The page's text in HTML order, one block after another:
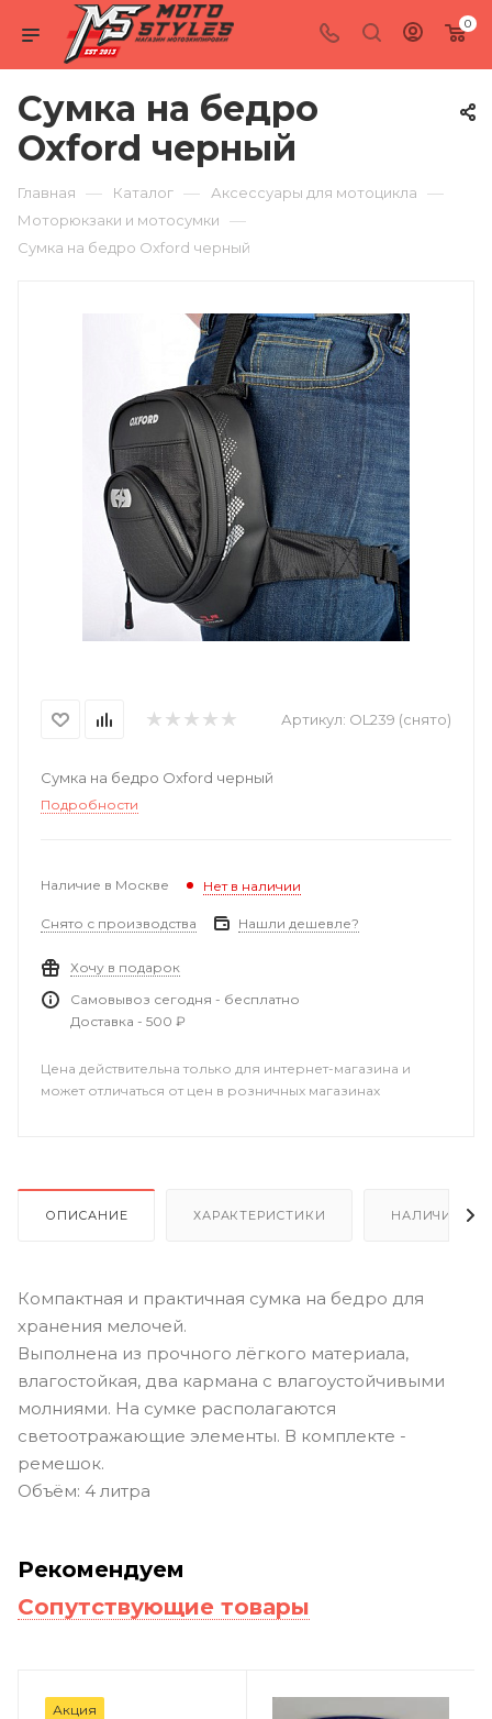
0
Сумка на бедро
Oxford черный
Главная — Каталог — Аксессуары для мотоцикла —
Моторюкзаки и мотосумки —
Сумка на бедро Oxford черный
Артикул: OL239 (снято)
Сумка на бедро Oxford черный
Подробности
Наличие в Москве Нет в наличии
Снято с производства Нашли дешевле?
Хочу в подарок
Самовывоз сегодня - бесплатно
Доставка - 500 ₽
Цена действительна только для интернет-магазина и
может отличаться от цен в розничных магазинах
ОПИСАНИЕ ХАРАКТЕРИСТИКИ НАЛИЧИЕ
Компактная и практичная сумка на бедро для
хранения мелочей.
Выполнена из прочного лёгкого материала,
влагостойкая, два кармана с влагоустойчивыми
молниями. На сумке располагаются
светоотражающие элементы. В комплекте -
ремешок.
Объём: 4 литра
Рекомендуем
Сопутствующие товары
Акция